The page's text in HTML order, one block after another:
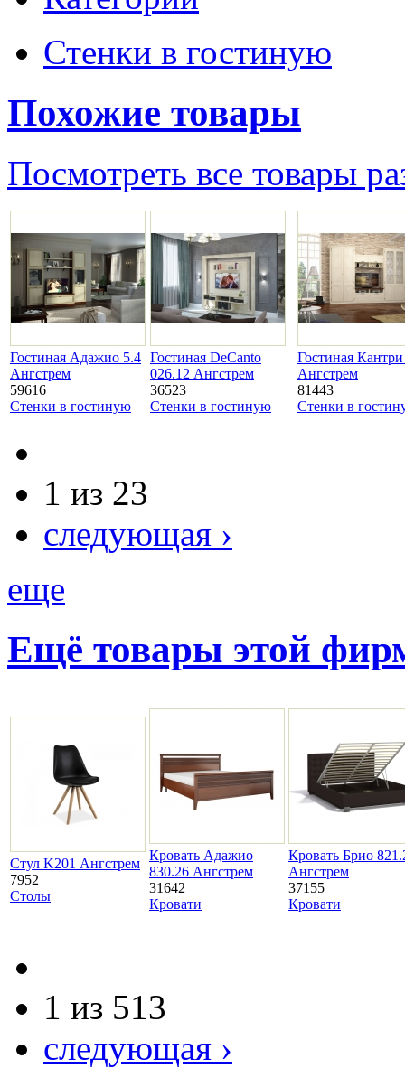
Стенки в гостиную
Похожие товары
Посмотреть все товары
Гостиная Адажио 5.4
Ангстрем
59616
Стенки в гостиную
Гостиная DeСanto
026.12 Ангстрем
36523
Стенки в гостиную
Гостиная
Ангстрем
81443
Стенки в
1 из 23
следующая ›
еще
Ещё товары этой
Стул K201 Ангстрем
7952
Столы
Кровать Адажио
830.26 Ангстрем
31642
Кровати
Кровать Брио
Ангстрем
37155
Кровати
1 из 513
следующая ›